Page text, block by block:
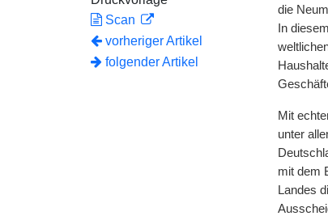
Scan
vorheriger Artikel
folgender Artikel
die
In
Mit
unter
mit dem
Landes